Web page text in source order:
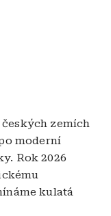
zemích
moderní
Rok 2026
kulatá